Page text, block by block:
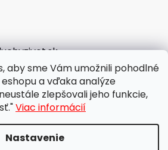
aby sme Vám umožnili pohodlné
a vďaka analýze
zlepšovali jeho funkcie,
Viac informácií
Nastavenie
647 767